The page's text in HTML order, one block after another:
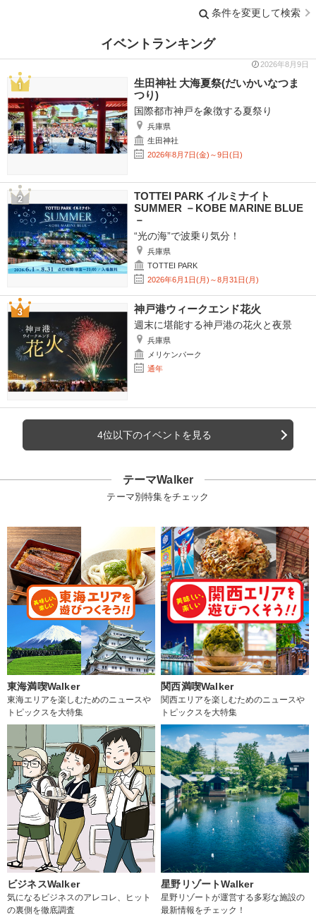
条件を変更して検索
イベントランキング
2026年8月9日
生田神社 大海夏祭(だいかいなつま
つり)
国際都市神戸を象徴する夏祭り
兵庫県
生田神社
2026年8月7日(金)～9日(日)
TOTTEI PARK イルミナイト
SUMMER －KOBE MARINE BLUE
－
“光の海”で波乗り気分！
兵庫県
TOTTEI PARK
2026年6月1日(月)～8月31日(月)
神戸港ウィークエンド花火
週末に堪能する神戸港の花火と夜景
兵庫県
メリケンパーク
通年
4位以下のイベントを見る
テーマWalker
テーマ別特集をチェック
東海満喫Walker
東海エリアを楽しむためのニュースや
トピックスを大特集
関西満喫Walker
関西エリアを楽しむためのニュースや
トピックスを大特集
ビジネスWalker
気になるビジネスのアレコレ、ヒット
の裏側を徹底調査
星野リゾートWalker
星野リゾートが運営する多彩な施設の
最新情報をチェック！